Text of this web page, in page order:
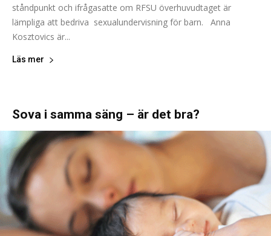
ståndpunkt och ifrågasatte om RFSU överhuvudtaget är
lämpliga att bedriva sexualundervisning för barn. Anna
Kosztovics är...
Läs mer
Sova i samma säng – är det bra?